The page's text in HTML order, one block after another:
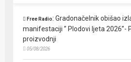
Free Radio:Gradonačelnik obišao
manifestaciji ” Plodovi ljeta 2026”-
proizvodnji
05/08/2026